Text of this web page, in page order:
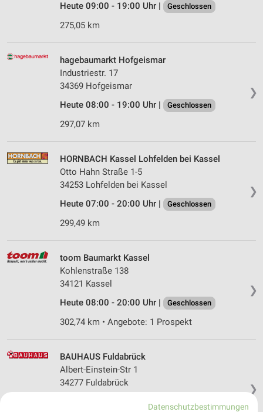
Heute 09:00 - 19:00 Uhr |
Geschlossen
275,05 km
❯
hagebaumarkt Hofgeismar
Industriestr. 17
34369 Hofgeismar
Heute 08:00 - 19:00 Uhr |
Geschlossen
297,07 km
❯
HORNBACH Kassel Lohfelden bei Kassel
Otto Hahn Straße 1-5
34253 Lohfelden bei Kassel
Heute 07:00 - 20:00 Uhr |
Geschlossen
299,49 km
❯
toom Baumarkt Kassel
Kohlenstraße 138
34121 Kassel
Heute 08:00 - 20:00 Uhr |
Geschlossen
302,74 km • Angebote: 1 Prospekt
❯
BAUHAUS Fuldabrück
Albert-Einstein-Str 1
34277 Fuldabrück
Heute 07:00 - 20:00 Uhr |
Geschlossen
Datenschutzbestimmungen